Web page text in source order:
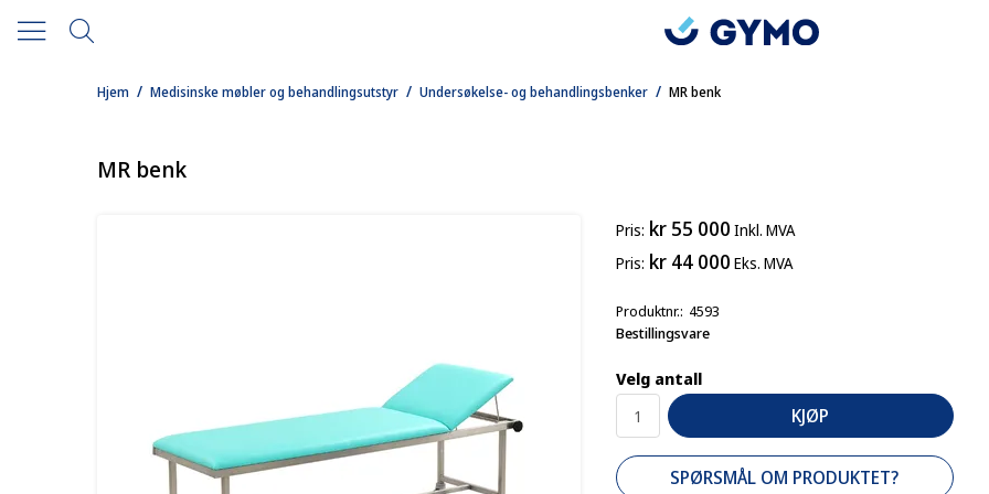
/
Hjem /
Medisinske møbler og behandlingsutstyr /
Undersøkelse- og behandlingsbenker MR benk
MR benk
Pris kr 55 000 Inkl. MVA
Pris kr 44 000 Eks. MVA
Produktnr. 4593
Bestillingsvare
Velg antall
KJØP
SPØRSMÅL OM PRODUKTET?